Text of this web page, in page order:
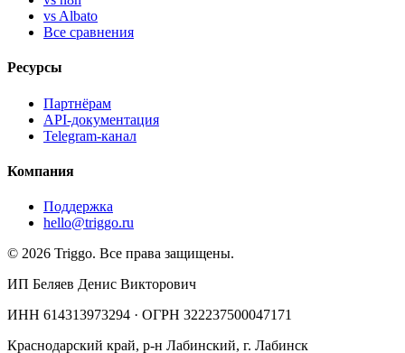
vs Albato
Все сравнения
Ресурсы
Партнёрам
API-документация
Telegram-канал
Компания
Поддержка
hello@triggo.ru
© 2026 Triggo. Все права защищены.
ИП Беляев Денис Викторович
ИНН 614313973294 · ОГРН 322237500047171
Краснодарский край, р-н Лабинский, г. Лабинск